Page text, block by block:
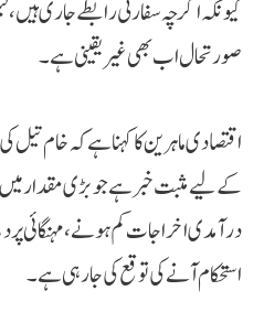
کیونکہ اگرچہ سفارتی رابطے جاری ہیں،
صورتحال اب بھی غیر یقینی ہے۔
اقتصادی ماہرین کا کہنا ہے کہ خام تیل
کے لیے مثبت خبر ہے جو بڑی مقدار
درآمدی اخراجات کم ہونے، مہنگائی پر
استحکام آنے کی توقع کی جا رہی ہے۔